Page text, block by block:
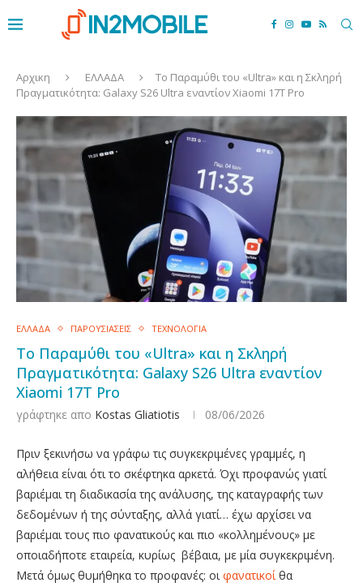
Αρχικη ΕΛΛΑΔΑ
Το Παραμύθι του «Ultra» και η Σκληρή
Πραγματικότητα: Galaxy S26 Ultra εναντίον Xiaomi 17T Pro
ΕΛΛΑΔΑ ΠΑΡΟΥΣΙΑΣΕΙΣ ΤΕΧΝΟΛΟΓΙΑ
Το Παραμύθι του «Ultra» και η Σκληρή
Πραγματικότητα: Galaxy S26 Ultra εναντίον
Xiaomi 17T Pro
γράφτηκε απο Kostas Gliatiotis 08/06/2026
Πριν ξεκινήσω να γράφω τις συγκεκριμένες γραμμές, η
αλήθεια είναι ότι το σκέφτηκα αρκετά. Όχι προφανώς γιατί
βαριέμαι τη διαδικασία της ανάλυσης, της καταγραφής των
δεδομένων ή της σύνταξης, αλλά γιατί… έχω αρχίσει να
βαριέμαι τους πιο φανατικούς και πιο «κολλημένους» με
οποιαδήποτε εταιρεία, κυρίως βέβαια, με μία συγκεκριμένη.
Μετά όμως θυμήθηκα το προφανές: οιφανατικοίθα